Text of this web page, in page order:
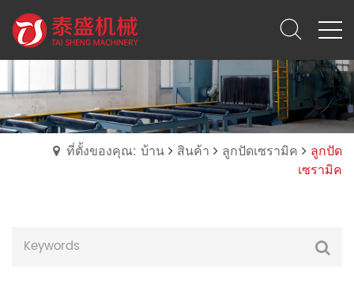
ที่ตั้งของคุณ: บ้าน สินค้า ลูกปัดเซรามิค
ลูกปัด
เซรามิค